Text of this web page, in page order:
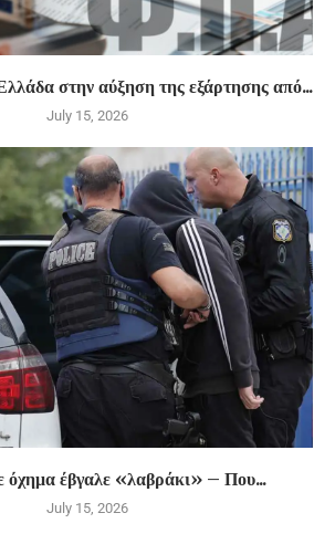
στην αύξηση της εξάρτησης από...
July 15, 2026
όχημα έβγαλε «λαβράκι» – Που...
July 15, 2026